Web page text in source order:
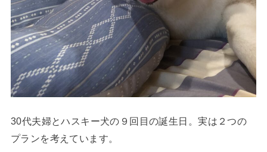
30代夫婦とハスキー犬の９回目の誕生日。実は２つの
プランを考えています。